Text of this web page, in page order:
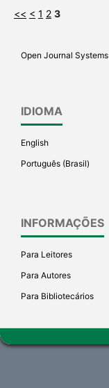
<< < 1 2 3
Open Journal Systems
IDIOMA
English
Português (Brasil)
INFORMAÇÕES
Para Leitores
Para Autores
Para Bibliotecários